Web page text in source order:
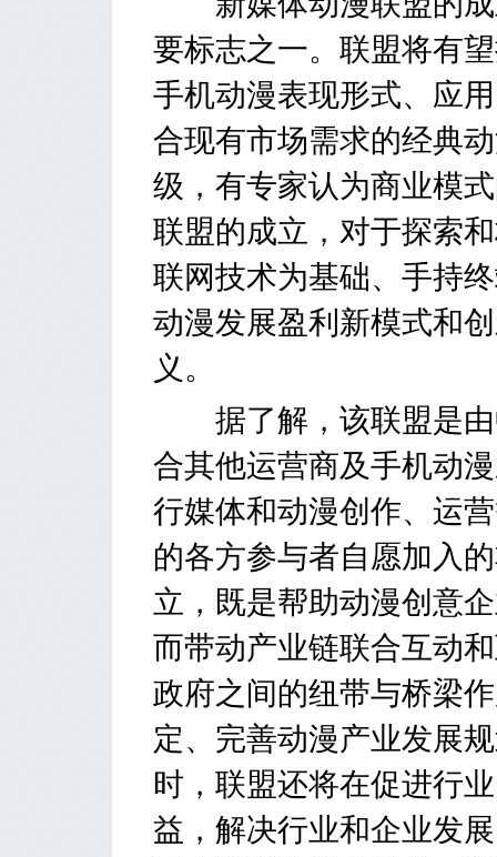
要标志之一。联盟将有
手机动漫表现形式、应
合现有市场需求的经典
级，有专家认为商业模
联盟的成立，对于探索
联网技术为基础、手持
动漫发展盈利新模式和
义。
据了解，该联盟是由
合其他运营商及手机动
行媒体和动漫创作、运
的各方参与者自愿加入
立，既是帮助动漫创意
而带动产业链联合互动
政府之间的纽带与桥梁
定、完善动漫产业发展
时，联盟还将在促进行
益，解决行业和企业发